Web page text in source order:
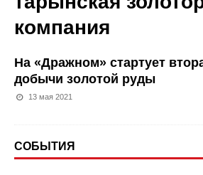
компания
На «Дражном» стартует
добычи золотой руды
13 мая 2021
СОБЫТИЯ